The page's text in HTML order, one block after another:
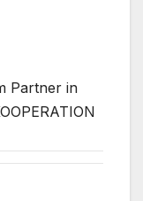
Partner in